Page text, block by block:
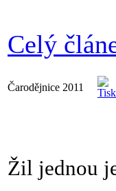
Celý
Čarodějnice 2011
Žil jednou